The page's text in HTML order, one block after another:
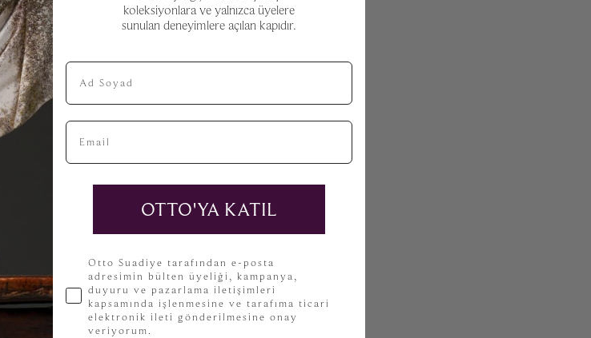
koleksiyonlara ve yalnızca üyelere
sunulan deneyimlere açılan kapıdır.
Ad Soyad
Email
OTTO'YA KATIL
KVKKOtto Suadiye tarafından e-posta
adresimin bülten üyeliği, kampanya,
duyuru ve pazarlama iletişimleri
kapsamında işlenmesine ve tarafıma ticari
elektronik ileti gönderilmesine onay
veriyorum.